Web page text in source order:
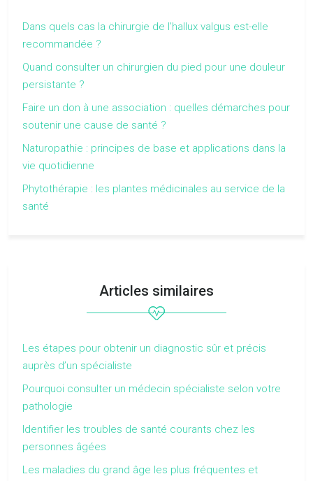
Dans quels cas la chirurgie de l’hallux valgus est-elle
recommandée ?
Quand consulter un chirurgien du pied pour une douleur
persistante ?
Faire un don à une association : quelles démarches pour
soutenir une cause de santé ?
Naturopathie : principes de base et applications dans la
vie quotidienne
Phytothérapie : les plantes médicinales au service de la
santé
Articles similaires
Les étapes pour obtenir un diagnostic sûr et précis
auprès d’un spécialiste
Pourquoi consulter un médecin spécialiste selon votre
pathologie
Identifier les troubles de santé courants chez les
personnes âgées
Les maladies du grand âge les plus fréquentes et